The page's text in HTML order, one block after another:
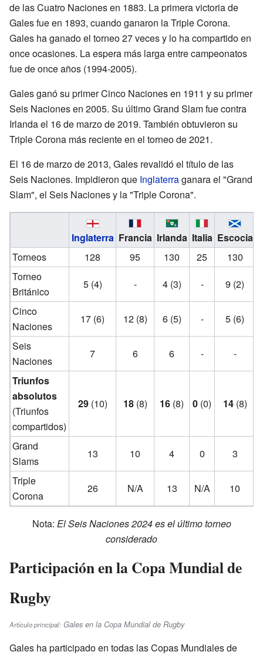
de las Cuatro Naciones en 1883. La primera victoria de
Gales fue en 1893, cuando ganaron la Triple Corona.
Gales ha ganado el torneo 27 veces y lo ha compartido en
once ocasiones. La espera más larga entre campeonatos
fue de once años (1994-2005).
Gales ganó su primer Cinco Naciones en 1911 y su primer
Seis Naciones en 2005. Su último Grand Slam fue contra
Irlanda el 16 de marzo de 2019. También obtuvieron su
Triple Corona más reciente en el torneo de 2021.
El 16 de marzo de 2013, Gales revalidó el título de las
Seis Naciones. Impidieron que Inglaterraganara el "Grand
Slam", el Seis Naciones y la "Triple Corona".
Inglaterra Francia Irlanda Italia Escocia
Torneos
128 95 130 25 130
Torneo
Británico
5 (4) - 4 (3) - 9 (2)
Cinco
Naciones
17 (6) 12 (8) 6 (5) - 5 (6)
Seis
Naciones
7 6 6 -
-
Triunfos
absolutos
(Triunfos
compartidos)
29(10) 18(8) 16 (8) 0 (0) 14(8)
Grand
Slams
13 10 4 0
3
Triple
Corona
26 N/A 13 N/A 10
Nota: El Seis Naciones 2024 es el último torneo
considerado
Participación en la Copa Mundial de
Rugby
Artículo principal: Gales en la Copa Mundial de Rugby
Gales ha participado en todas las Copas Mundiales de